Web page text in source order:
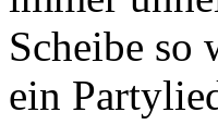
Scheibe so
ein